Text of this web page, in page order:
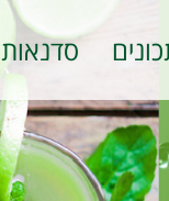
סדנאות